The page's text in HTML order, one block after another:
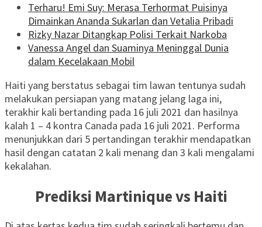
Terharu! Emi Suy: Merasa Terhormat Puisinya
Dimainkan Ananda Sukarlan dan Vetalia Pribadi
Rizky Nazar Ditangkap Polisi Terkait Narkoba
Vanessa Angel dan Suaminya Meninggal Dunia
dalam Kecelakaan Mobil
Haiti yang berstatus sebagai tim lawan tentunya sudah
melakukan persiapan yang matang jelang laga ini,
terakhir kali bertanding pada 16 juli 2021 dan hasilnya
kalah 1 – 4 kontra Canada pada 16 juli 2021. Performa
menunjukkan dari 5 pertandingan terakhir mendapatkan
hasil dengan catatan 2 kali menang dan 3 kali mengalami
kekalahan.
Prediksi Martinique vs Haiti